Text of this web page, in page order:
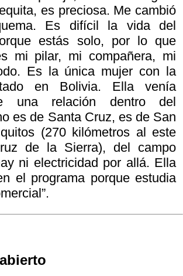
es preciosa. Me cambió
Es difícil la vida del
estás solo, por lo que
mi pilar, mi compañera, mi
Es la única mujer con la
en Bolivia. Ella venía
una relación dentro del
es de Santa Cruz, es de San
(270 kilómetros al este
de la Sierra), del campo
ni electricidad por allá. Ella
el programa porque estudia